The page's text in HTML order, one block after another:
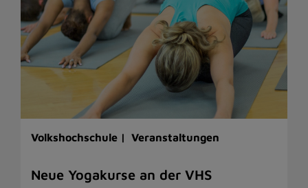
Volkshochschule | Veranstaltungen
Neue Yogakurse an der VHS